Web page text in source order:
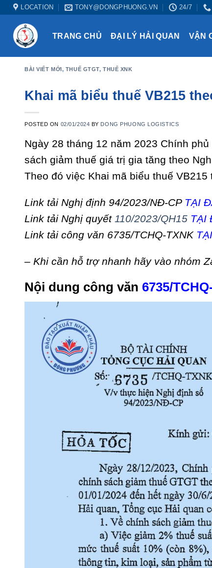
Skip
content
LOCATION TONY@DONGPHUONG.VN 24/7
TRANG CHỦ ĐẠI LÝ HẢI QUAN VẬN
BÀI VIẾT MỚI, THUẾ GTGT,THUẾ XNK
Khai mã biểu thuế VB215
POSTED ON 02/01/2024 BY DONG PHUONG LOGISTICS
Ngày 28 tháng 12 năm 2023 Chính
sách giảm thuế giá trị gia tăng theo
Theo đó việc Khai mã biểu thuế
Link tải Nghị định 94/2023/NĐ-CP TẠI
Link tải Nghị quyết 110/2023/QH15 TẠI
Link tải công văn 6735/TCHQ-TXNK
– Khi cần hỗ trợ nhanh hãy vào nhóm
Nội dung công văn 6735/